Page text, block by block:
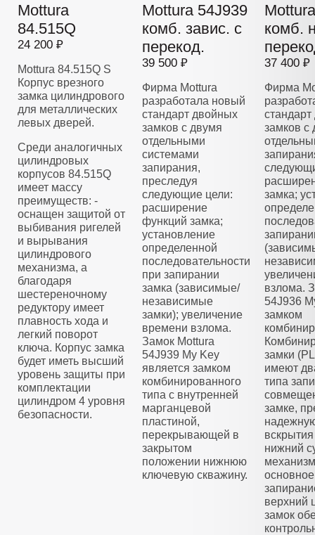
Mottura
84.515Q
24 200 ₽
Mottura 84.515Q S
Корпус врезного
замка цилиндрового
для металлических
левых дверей.
Среди аналогичных
цилиндровых
корпусов 84.515Q
имеет массу
преимуществ: -
оснащен защитой от
выбивания ригелей
и вырывания
цилиндрового
механизма, а
благодаря
шестереночному
редуктору имеет
плавность хода и
легкий поворот
ключа. Корпус замка
будет иметь высший
уровень защиты при
комплектации
цилиндром 4 уровня
безопасности.
Mottura 54J939
комб. завис. с
перекод.
39 500 ₽
Фирма Mottura
разработала новый
стандарт двойных
замков с двумя
отдельными
системами
запирания,
преследуя
следующие цели:
расширение
функций замка;
установление
определенной
последовательности
при запирании
замка (зависимые/
независимые
замки); увеличение
времени взлома.
Замок Mottura
54J939 My Key
является замком
комбинированного
типа с внутренней
марганцевой
пластиной,
перекрывающей в
закрытом
положении нижнюю
ключевую скважину.
комб.
37 400 ₽
Фирма
замков с
замка;
взлома.
54J936
замком
замки
имеют
типа
замке,
нижний
верхний
замок